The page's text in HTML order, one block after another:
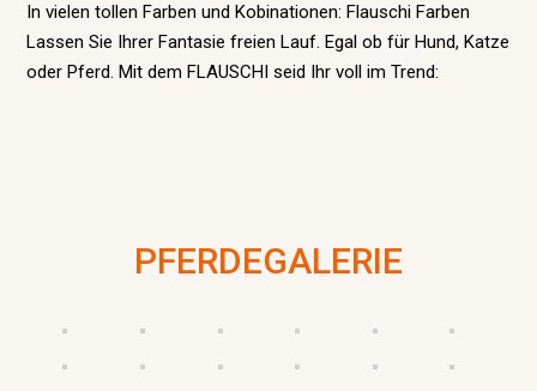
In vielen tollen Farben und Kobinationen: Flauschi Farben
Lassen Sie Ihrer Fantasie freien Lauf. Egal ob für Hund, Katze
oder Pferd. Mit dem FLAUSCHI seid Ihr voll im Trend:
PFERDEGALERIE